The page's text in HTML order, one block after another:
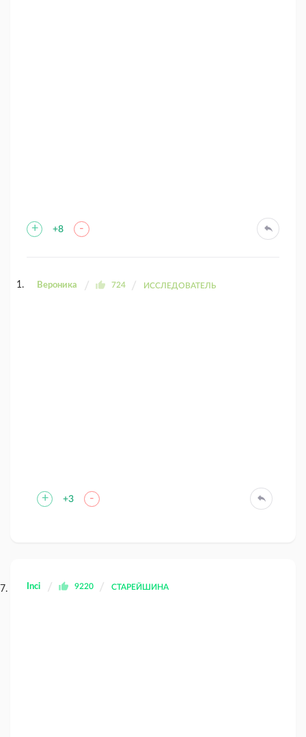
+ +8 -
Вероника 724 ИССЛЕДОВАТЕЛЬ
+ +3 -
Inci 9220 СТАРЕЙШИНА